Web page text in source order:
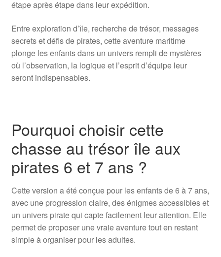
étape après étape dans leur expédition.
Entre exploration d’île, recherche de trésor, messages
secrets et défis de pirates, cette aventure maritime
plonge les enfants dans un univers rempli de mystères
où l’observation, la logique et l’esprit d’équipe leur
seront indispensables.
Pourquoi choisir cette
chasse au trésor île aux
pirates 6 et 7 ans ?
Cette version a été conçue pour les enfants de 6 à 7 ans,
avec une progression claire, des énigmes accessibles et
un univers pirate qui capte facilement leur attention. Elle
permet de proposer une vraie aventure tout en restant
simple à organiser pour les adultes.